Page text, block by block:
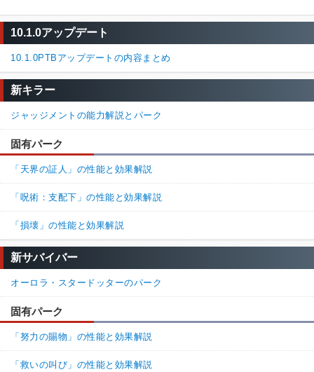
10.1.0アップデート
10.1.0PTBアップデートの内容まとめ
新キラー
ジャッジメントの能力解説とパーク
固有パーク
「天界の証人」の性能と効果解説
「呪術：支配下」の性能と効果解説
「損壊」の性能と効果解説
新サバイバー
オーロラ・スタードッターのパーク
固有パーク
「努力の賜物」の性能と効果解説
「救いの叫び」の性能と効果解説